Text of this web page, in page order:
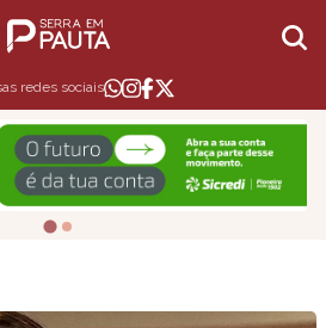
redes sociais